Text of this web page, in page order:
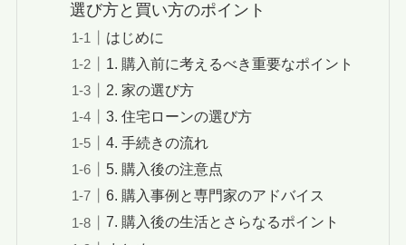
選び方と買い方のポイント
はじめに
1. 購入前に考えるべき重要なポイント
2. 家の選び方
3. 住宅ローンの選び方
4. 手続きの流れ
5. 購入後の注意点
6. 購入事例と専門家のアドバイス
7. 購入後の生活とさらなるポイント